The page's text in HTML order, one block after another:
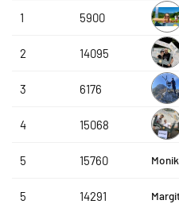
1 5900
2 14095
3 6176
4 15068
5 15760
5 14291